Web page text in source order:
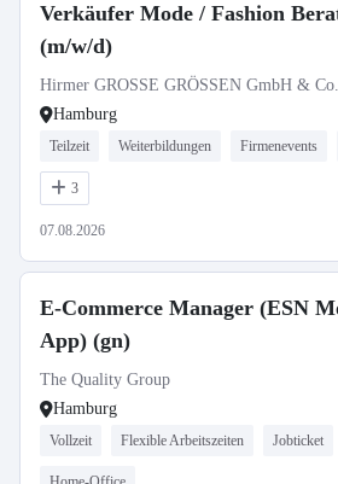
Verkäufer Mode / Fashion
(m/w/d)
Hirmer GROSSE GRÖSSEN GmbH &
Hamburg
Teilzeit Weiterbildungen Firmenevents
3
07.08.2026
E-Commerce Manager (ESN
App) (gn)
The Quality Group
Hamburg
Vollzeit Flexible Arbeitszeiten Jobticket